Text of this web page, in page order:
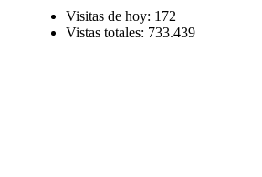
Visitas de hoy: 172
Vistas totales: 733.439